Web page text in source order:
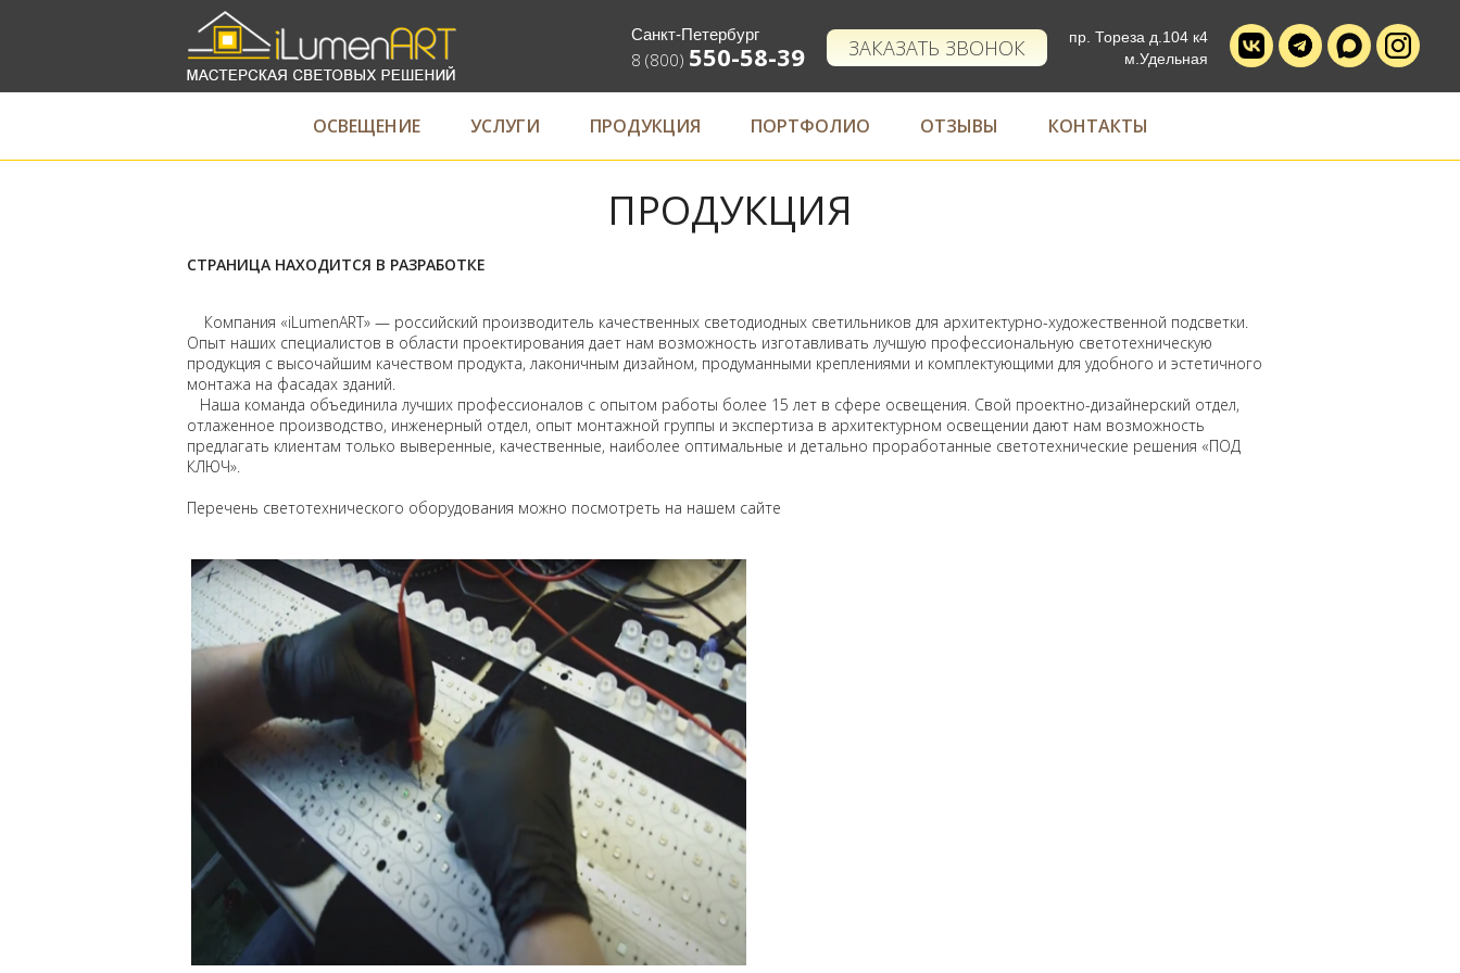
Санкт-Петербург
8 (800) 550-58-39 ЗАКАЗАТЬ ЗВОНОК
пр. Тореза д.104 к4
м.Удельная
ОСВЕЩЕНИЕ УСЛУГИ ПРОДУКЦИЯ ПОРТФОЛИО ОТЗЫВЫ КОНТАКТЫ
ПРОДУКЦИЯ
СТРАНИЦА НАХОДИТСЯ В РАЗРАБОТКЕ
Компания «iLumenART» — российский производитель качественных светодиодных светильников для архитектурно-художественной подсветки.
Опыт наших специалистов в области проектирования дает нам возможность изготавливать лучшую профессиональную светотехническую
продукция с высочайшим качеством продукта, лаконичным дизайном, продуманными креплениями и комплектующими для удобного и эстетичного
монтажа на фасадах зданий.
Наша команда объединила лучших профессионалов с опытом работы более 15 лет в сфере освещения. Свой проектно-дизайнерский отдел,
отлаженное производство, инженерный отдел, опыт монтажной группы и экспертиза в архитектурном освещении дают нам возможность
предлагать клиентам только выверенные, качественные, наиболее оптимальные и детально проработанные светотехнические решения «ПОД
КЛЮЧ».
Перечень светотехнического оборудования можно посмотреть на нашем сайте